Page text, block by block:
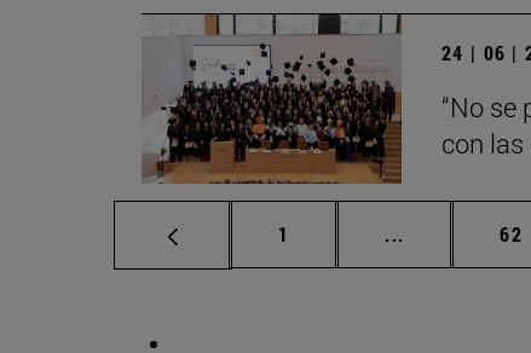
24 | 06 |
“No se
con
Página
1 ... Páginas 62